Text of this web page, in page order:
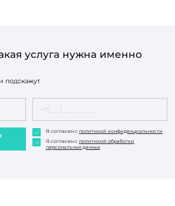
услуга нужна именно
подскажут
Я согласен с политикой конфиденциальности
Я согласен с политикой обработки
персональных данных